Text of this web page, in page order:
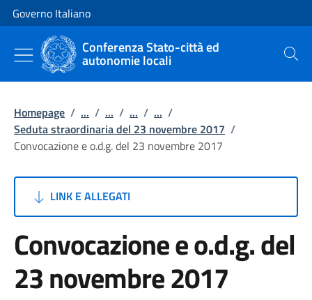
Vai al contenuto
Vai alla navigazione del sito
Governo Italiano
Conferenza Stato-città ed
autonomie locali Cerca
Homepage / ... / ... / ... / ... /
Seduta straordinaria del 23 novembre 2017 /
Convocazione e o.d.g. del 23 novembre 2017
LINK E ALLEGATI
Convocazione e o.d.g. del
23 novembre 2017